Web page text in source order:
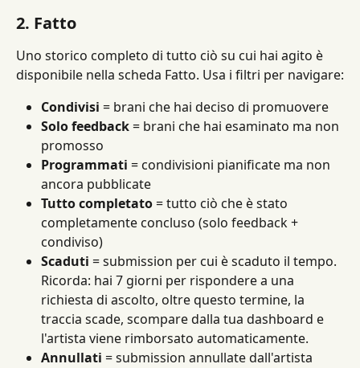
2. Fatto
Uno storico completo di tutto ciò su cui hai agito è
disponibile nella scheda Fatto. Usa i filtri per navigare:
Condivisi = brani che hai deciso di promuovere
Solo feedback = brani che hai esaminato ma non
promosso
Programmati = condivisioni pianificate ma non
ancora pubblicate
Tutto completato = tutto ciò che è stato
completamente concluso (solo feedback +
condiviso)
Scaduti = submission per cui è scaduto il tempo.
Ricorda: hai 7 giorni per rispondere a una
richiesta di ascolto, oltre questo termine, la
traccia scade, scompare dalla tua dashboard e
l'artista viene rimborsato automaticamente.
Annullati = submission annullate dall'artista